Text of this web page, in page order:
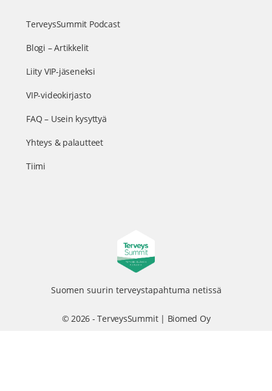
TerveysSummit Podcast
Blogi – Artikkelit
Liity VIP-jäseneksi
VIP-videokirjasto
FAQ – Usein kysyttyä
Yhteys & palautteet
Tiimi
Suomen suurin terveystapahtuma netissä
© 2026 - TerveysSummit | Biomed Oy